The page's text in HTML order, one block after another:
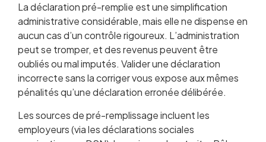
La déclaration pré-remplie est une simplification
administrative considérable, mais elle ne dispense en
aucun cas d’un contrôle rigoureux. L’administration
peut se tromper, et des revenus peuvent être
oubliés ou mal imputés. Valider une déclaration
incorrecte sans la corriger vous expose aux mêmes
pénalités qu’une déclaration erronée délibérée.
Les sources de pré-remplissage incluent les
employeurs (via les déclarations sociales